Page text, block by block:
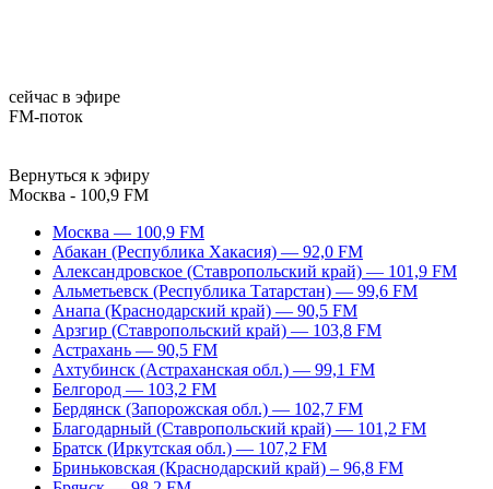
сейчас в эфире
FM-поток
Вернуться к эфиру
Москва - 100,9 FM
Москва — 100,9 FM
Абакан (Республика Хакасия) — 92,0 FM
Александровское (Ставропольский край) — 101,9 FM
Альметьевск (Республика Татарстан) — 99,6 FM
Анапа (Краснодарский край) — 90,5 FM
Арзгир (Ставропольский край) — 103,8 FM
Астрахань — 90,5 FM
Ахтубинск (Астраханская обл.) — 99,1 FM
Белгород — 103,2 FM
Бердянск (Запорожская обл.) — 102,7 FM
Благодарный (Ставропольский край) — 101,2 FM
Братск (Иркутская обл.) — 107,2 FM
Бриньковская (Краснодарский край) – 96,8 FM